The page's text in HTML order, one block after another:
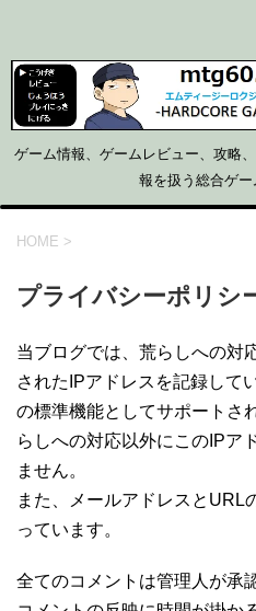
ゲーム情報、ゲームレビュー、攻略
報を扱う総合ゲー
HOME >
プライバシーポリシ
当ブログでは、荒らしへの対
されたIPアドレスを記録して
の標準機能としてサポートさ
らしへの対応以外にこのIPア
ません。
また、メールアドレスとURL
っています。
全てのコメントは管理人が承